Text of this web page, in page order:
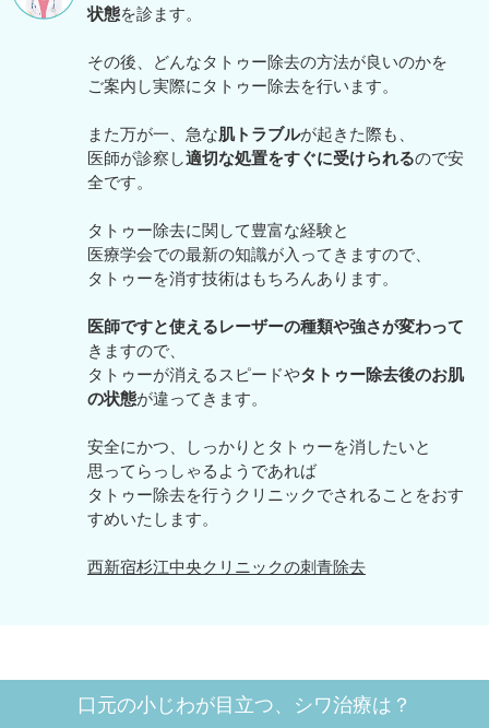
状態を診ます。
その後、どんなタトゥー除去の方法が良いのかを
ご案内し実際にタトゥー除去を行います。
また万が一、急な肌トラブルが起きた際も、
医師が診察し適切な処置をすぐに受けられるので安
全です。
タトゥー除去に関して豊富な経験と
医療学会での最新の知識が入ってきますので、
タトゥーを消す技術はもちろんあります。
医師ですと使えるレーザーの種類や強さが変わって
きますので、
タトゥーが消えるスピードやタトゥー除去後のお肌
の状態が違ってきます。
安全にかつ、しっかりとタトゥーを消したいと
思ってらっしゃるようであれば
タトゥー除去を行うクリニックでされることをおす
すめいたします。
西新宿杉江中央クリニックの刺青除去
口元の小じわが目立つ、シワ治療は？